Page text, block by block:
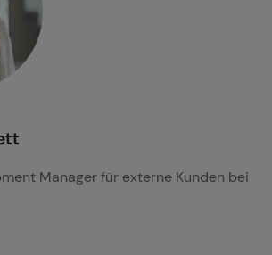
Manager für externe Kunden bei